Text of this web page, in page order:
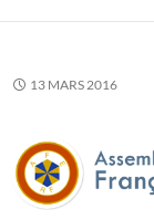
13 MARS 2016